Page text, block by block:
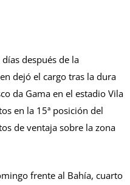
después de la
dejó el cargo tras la dura
da Gama en el estadio Vila
en la 15ª posición del
de ventaja sobre la zona
frente al Bahía, cuarto